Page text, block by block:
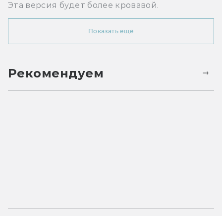
Эта версия будет более кровавой.
Показать ещё
Рекомендуем